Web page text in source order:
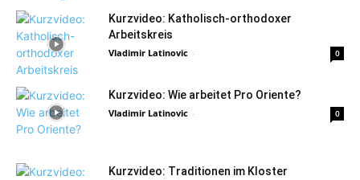
Kurzvideo: Katholisch-orthodoxer
Arbeitskreis
Vladimir Latinovic - 0
Kurzvideo: Wie arbeitet Pro Oriente?
Vladimir Latinovic - 0
Kurzvideo: Traditionen im Kloster